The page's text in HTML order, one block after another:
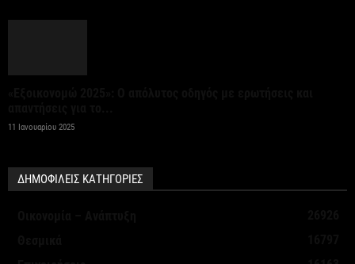
11 Ιανουαρίου 2025
ΔΗΜΟΦΙΛΕΙΣ ΚΑΤΗΓΟΡΙΕΣ